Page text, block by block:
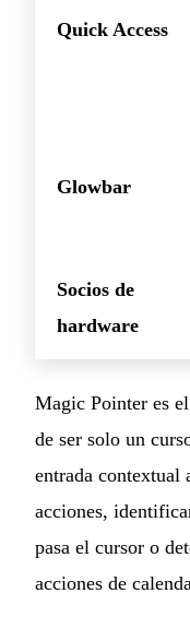
Quick Access
Glowbar
Socios de
hardware
Magic Pointer es
de ser solo un
entrada contextual
acciones,
pasa el cursor o
acciones de